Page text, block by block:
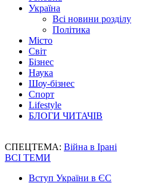
Україна
Всі новини розділу
Політика
Місто
Світ
Бізнес
Наука
Шоу-бізнес
Спорт
Lifestyle
БЛОГИ ЧИТАЧІВ
СПЕЦТЕМА: Війна в Ірані
ВСІ ТЕМИ
Вступ України в ЄС